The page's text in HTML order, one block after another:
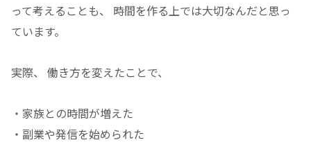
って考えることも、 時間を作る上では大切なんだと思っ
ています。
実際、 働き方を変えたことで、
・家族との時間が増えた
・副業や発信を始められた